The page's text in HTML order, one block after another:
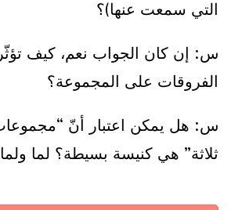
التي سمعت عنها)؟
س: إن كان الجواب نعم، كيف
الفروقات على المجموعة؟
س: هل يمكن اعتبار أنّ
ثلاثة” هي كنيسة بسيطة؟ لما ولما